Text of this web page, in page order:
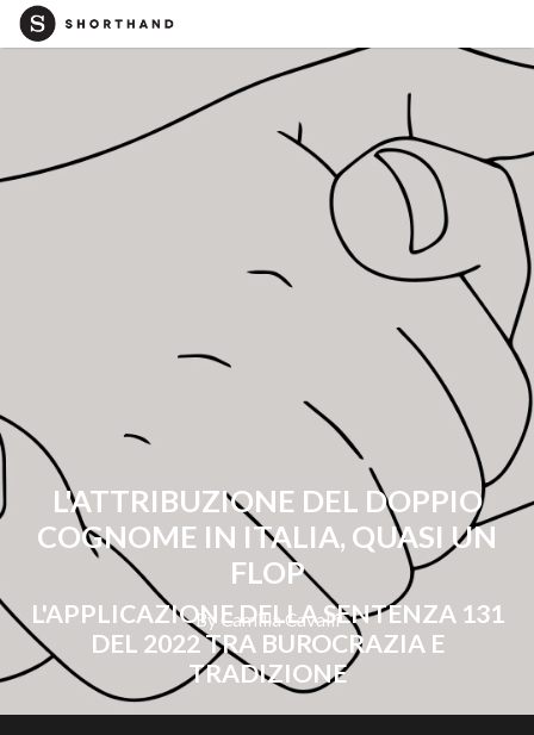
L'ATTRIBUZIONE DEL DOPPIO
COGNOME IN ITALIA, QUASI UN
FLOP
L'APPLICAZIONE DELLA SENTENZA 131
DEL 2022 TRA BUROCRAZIA E
TRADIZIONE
By Camilla Cavalli